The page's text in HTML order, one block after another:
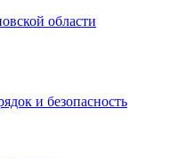
области
и безопасность